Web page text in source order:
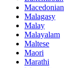
Macedonian
Malagasy
Malay
Malayalam
Maltese
Maori
Marathi